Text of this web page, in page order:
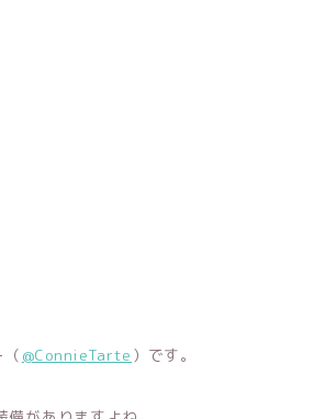
@ConnieTarte ）です。